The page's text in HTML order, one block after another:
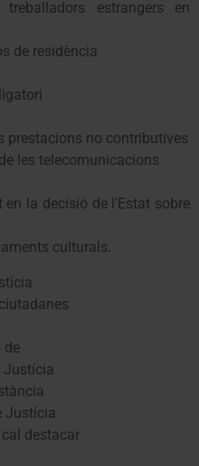
estrangers en
de residència
prestacions no contributives
les telecomunicacions
la decisió de l’Estat sobre
culturals.
de
Justícia
Justícia
destacar